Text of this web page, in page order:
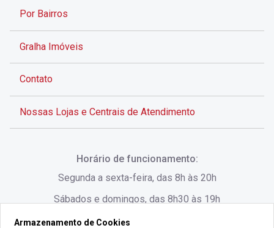
Por Bairros
Gralha Imóveis
Contato
Nossas Lojas e Centrais de Atendimento
Horário de funcionamento:
Segunda a sexta-feira, das 8h às 20h
Sábados e domingos, das 8h30 às 19h
Armazenamento de Cookies